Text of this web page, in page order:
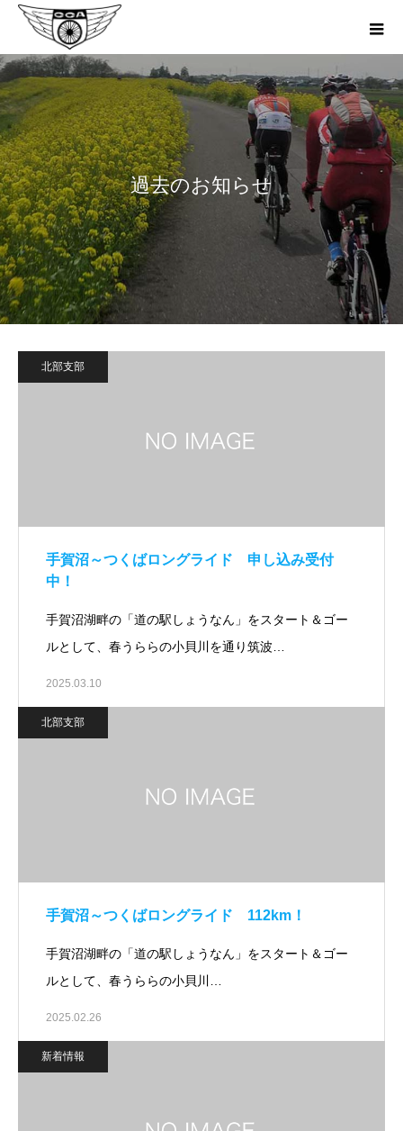
過去のお知らせ
北部支部
手賀沼～つくばロングライド 申し込み受付
中！
手賀沼湖畔の「道の駅しょうなん」をスタート＆ゴー
ルとして、春うららの小貝川を通り筑波…
2025.03.10
北部支部
手賀沼～つくばロングライド 112km！
手賀沼湖畔の「道の駅しょうなん」をスタート＆ゴー
ルとして、春うららの小貝川…
2025.02.26
新着情報